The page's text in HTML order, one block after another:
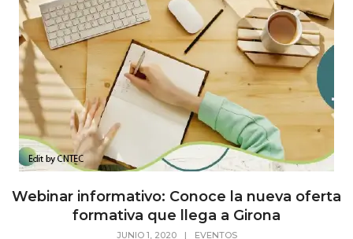
Webinar informativo: Conoce la nueva oferta
formativa que llega a Girona
JUNIO 1, 2020 | EVENTOS